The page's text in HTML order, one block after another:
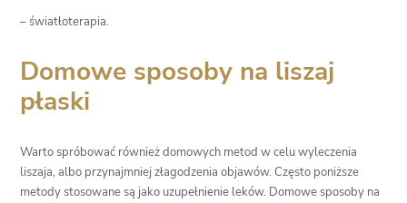
– światłoterapia.
Domowe sposoby na liszaj
płaski
Warto spróbować również domowych metod w celu wyleczenia
liszaja, albo przynajmniej złagodzenia objawów. Często poniższe
metody stosowane są jako uzupełnienie leków. Domowe sposoby na